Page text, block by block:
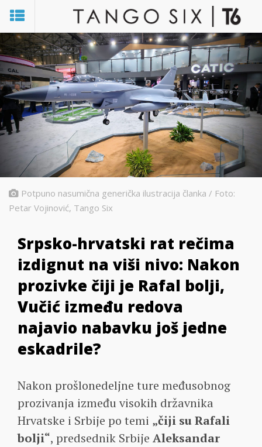
Potpuno nasumična generička ilustracija članka / Foto:
Petar Vojinović, Tango Six
Srpsko-hrvatski rat rečima
izdignut na viši nivo: Nakon
prozivke čiji je Rafal bolji,
Vučić između redova
najavio nabavku još jedne
eskadrile?
Nakon prošlonedeljne ture međusobnog
prozivanja između visokih državnika
Hrvatske i Srbije po temi „čiji su Rafali
bolji“, predsednik Srbije Aleksandar